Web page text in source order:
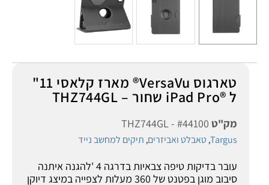
טארגוס VersaVu® מארז קלאסי 11"
ל ®iPad Pro שחור – THZ744GL
מק"ט THZ744GL - #44100
Targus
, טאבלט ואביזרים, תיקים למחשב נייד
עובר בדיקות טיפה צבאיות בדרגה 4 'להגנה איתנה
סיבוב מוגן בפטנט של 360 מעלות לצפייה במיצג דיוקן